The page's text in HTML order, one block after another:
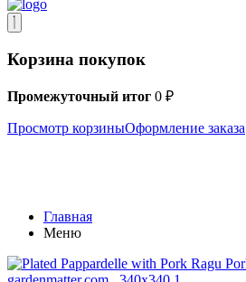
Корзина покупок
Промежуточный итог 0 ₽
Просмотр корзиныОформление заказа
Главная
Меню